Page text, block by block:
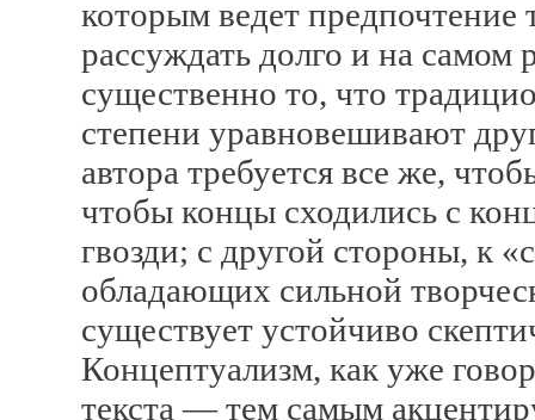
которым ведет предпочтение
рассуждать долго и на самом
существенно то, что
степени уравновешивают
автора требуется все же,
чтобы концы сходились с
гвозди; с другой стороны, к
обладающих сильной
существует устойчиво
Концептуализм, как уже
текста — тем самым